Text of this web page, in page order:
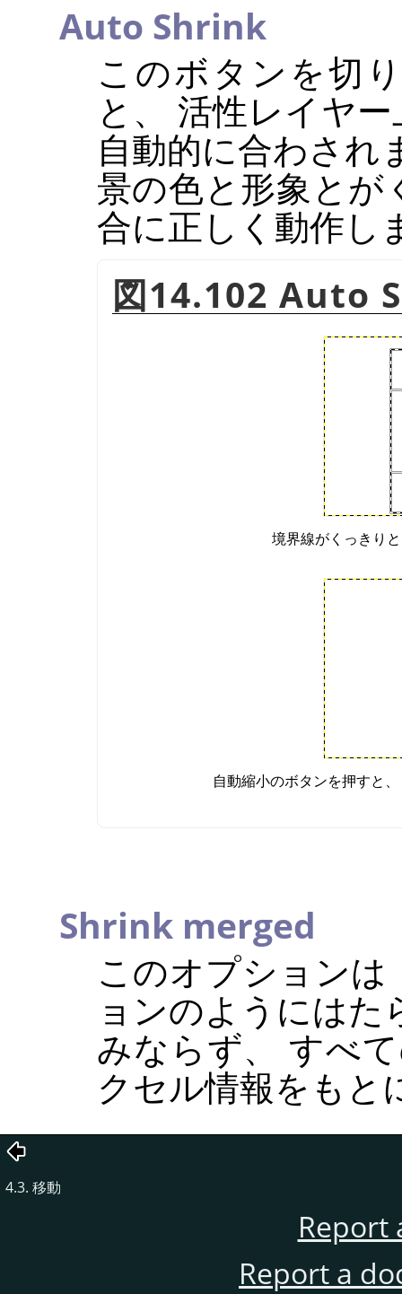
Auto Shrink
このボタンを切
と、 活性レイヤ
自動的に合わされ
景の色と形象と
合に正しく動作し
図14.102 Auto
境界線がくっきり
自動縮小のボタンを押すと
Shrink merged
このオプションは
ョンのようには
みならず、 すべ
クセル情報をもと
4.3. 移動
Report
Report a